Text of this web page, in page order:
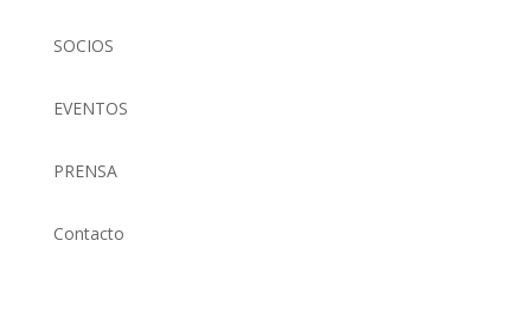
SOCIOS
EVENTOS
PRENSA
Contacto